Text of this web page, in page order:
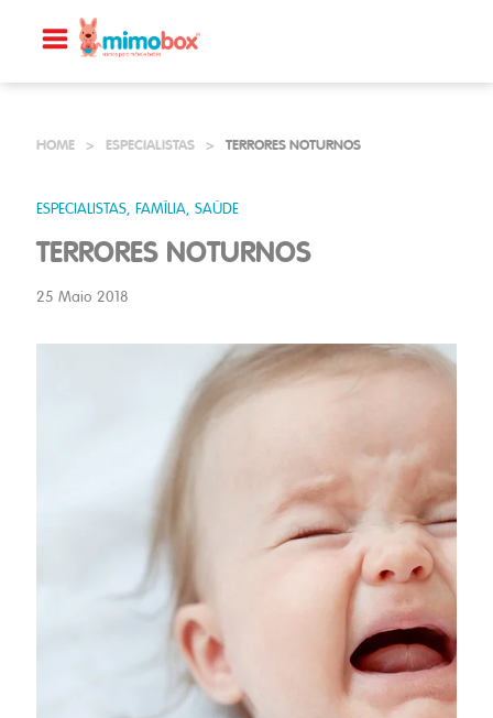
HOME > ESPECIALISTAS > TERRORES NOTURNOS
ESPECIALISTAS, FAMÍLIA, SAÚDE
TERRORES NOTURNOS
25 Maio 2018